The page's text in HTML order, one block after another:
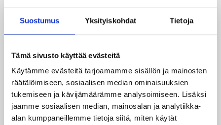
Suostumus Yksityiskohdat Tietoja
Tämä sivusto käyttää evästeitä
Käytämme evästeitä tarjoamamme sisällön ja mainosten
räätälöimiseen, sosiaalisen median ominaisuuksien
tukemiseen ja kävijämäärämme analysoimiseen. Lisäksi
jaamme sosiaalisen median, mainosalan ja analytiikka-
alan kumppaneillemme tietoja siitä, miten käytät
Katso myös